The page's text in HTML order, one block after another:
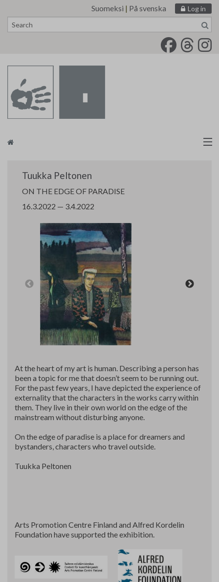
Suomeksi | På svenska Log in
tm•gallery
Art Materials and Supplies
Tuukka Peltonen
ON THE EDGE OF PARADISE
16.3.2022 — 3.4.2022
At the heart of my art is human. Describing a person has
been a topic for me that doesn’t seem to be running out.
For the past few years, I have depicted the experience of
externality that the characters in the works carry within
them. They live in their own world on the edge of the
mainstream without disturbing anyone.
On the edge of paradise is a place for dreamers and
bystanders, characters who travel outside.
Tuukka Peltonen
Arts Promotion Centre Finland and Alfred Kordelin
Foundation have supported the exhibition.